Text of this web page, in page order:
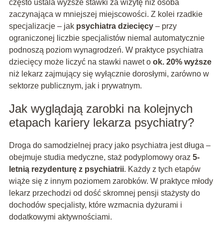
często ustala wyższe stawki za wizytę niż osoba
zaczynająca w mniejszej miejscowości. Z kolei rzadkie
specjalizacje – jak psychiatra dziecięcy– przy
ograniczonej liczbie specjalistów niemal automatycznie
podnoszą poziom wynagrodzeń. W praktyce psychiatra
dziecięcy może liczyć na stawki nawet o ok. 20% wyższe
niż lekarz zajmujący się wyłącznie dorosłymi, zarówno w
sektorze publicznym, jak i prywatnym.
Jak wyglądają zarobki na kolejnych
etapach kariery lekarza psychiatry?
Droga do samodzielnej pracy jako psychiatra jest długa –
obejmuje studia medyczne, staż podyplomowy oraz 5-
letnią rezydenturę z psychiatrii. Każdy z tych etapów
wiąże się z innym poziomem zarobków. W praktyce młody
lekarz przechodzi od dość skromnej pensji stażysty do
dochodów specjalisty, które wzmacnia dyżurami i
dodatkowymi aktywnościami.